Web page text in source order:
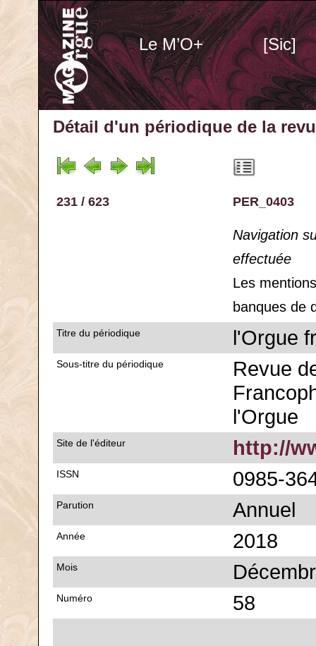
Le M’O+ [Sic]
Détail d'un périodique de la
231 / 623 PER_0403
Navigation
effectuée
Les
banques de
Titre du périodique l'Orgue
Sous-titre du périodique
Revue
l'Orgue
Site de l'éditeur http://
ISSN 0985-
Parution Annuel
Année 2018
Mois
Numéro 58